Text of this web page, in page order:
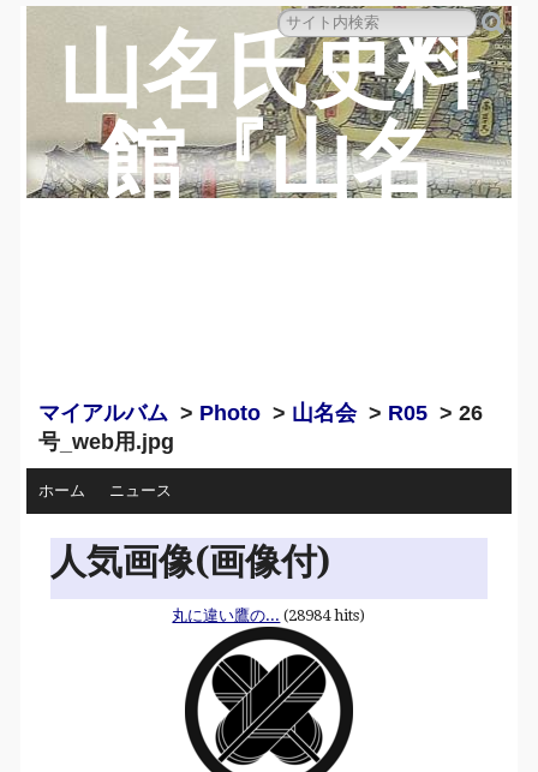
山名氏史料
館『山名
マイアルバム > Photo > 山名会> R05 > 26
号_web用.jpg
ホーム ニュース
人気画像(画像付)
丸に違い鷹の... (28984 hits)